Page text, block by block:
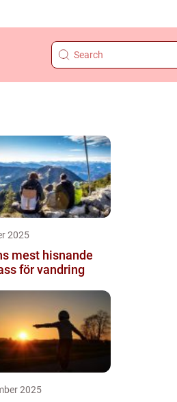
2025
mest hisnande
för vandring
2025